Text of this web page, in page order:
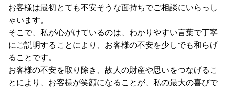
お客様は最初とても不安そうな面持ちでご相談にいらっし
ゃいます。
そこで、私が心がけているのは、わかりやすい言葉で丁寧
にご説明することにより、お客様の不安を少しでも和らげ
ることです。
お客様の不安を取り除き、故人の財産や思いをつなげるこ
とにより、お客様が笑顔になることが、私の最大の喜びで